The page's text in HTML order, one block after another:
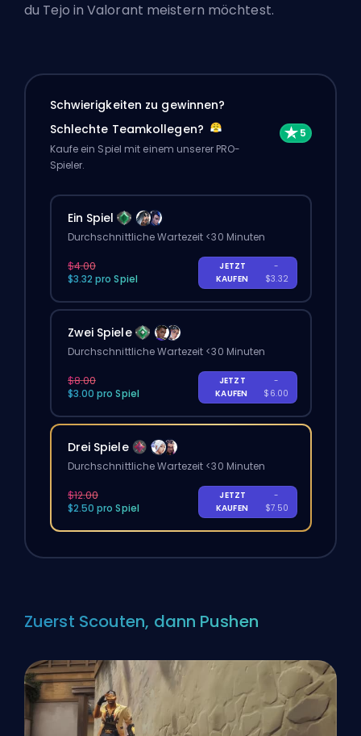
du Tejo in Valorant meistern möchtest.
Schwierigkeiten zu gewinnen?
Schlechte Teamkollegen?
Kaufe ein Spiel mit einem unserer PRO-
Spieler.
Ein Spiel
Durchschnittliche Wartezeit <30 Minuten
$4.00
$3.32 pro Spiel
JETZT
KAUFEN
-
$3.32
Zwei Spiele
Durchschnittliche Wartezeit <30 Minuten
$8.00
$3.00 pro Spiel
JETZT
KAUFEN
-
$6.00
Drei Spiele
Durchschnittliche Wartezeit <30 Minuten
$12.00
$2.50 pro Spiel
JETZT
KAUFEN
-
$7.50
Zuerst Scouten, dann Pushen